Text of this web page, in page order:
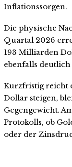
Inflationssorgen.
Die physische
Quartal 2026
193 Milliarden
ebenfalls deutlich
Kurzfristig reicht
Dollar steigen,
Gegengewicht.
Protokolls, ob
oder der